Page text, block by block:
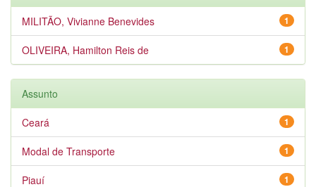
1
MILITÃO, Vivianne Benevides
1
OLIVEIRA, Hamilton Reis de
Assunto
1
Ceará
1
Modal de Transporte
1
Piauí